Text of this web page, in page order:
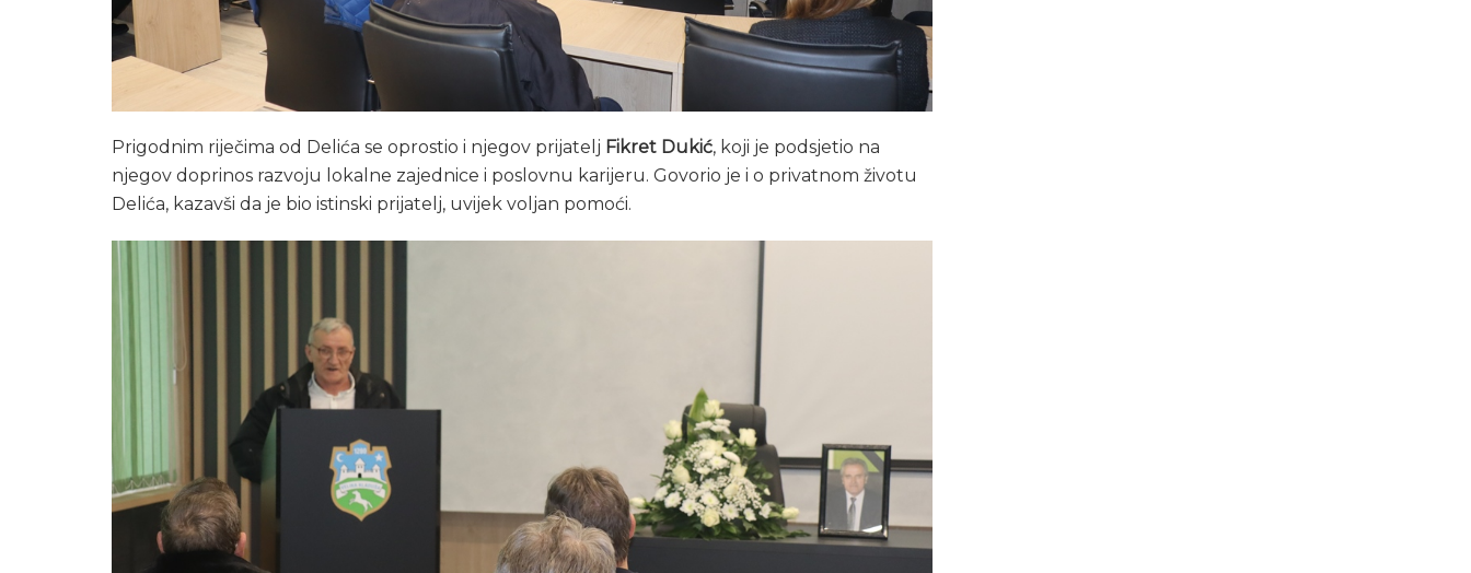
Prigodnim riječima od Delića se oprostio i njegov prijatelj Fikret Dukić, koji je podsjetio na
njegov doprinos razvoju lokalne zajednice i poslovnu karijeru. Govorio je i o privatnom životu
Delića, kazavši da je bio istinski prijatelj, uvijek voljan pomoći.